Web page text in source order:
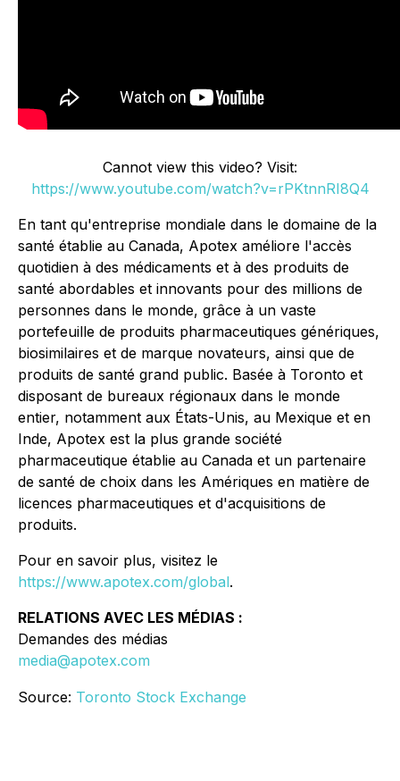
Cannot view this video? Visit:
https://www.youtube.com/watch?v=rPKtnnRI8Q4
En tant qu'entreprise mondiale dans le domaine de la
santé établie au Canada, Apotex améliore l'accès
quotidien à des médicaments et à des produits de
santé abordables et innovants pour des millions de
personnes dans le monde, grâce à un vaste
portefeuille de produits pharmaceutiques génériques,
biosimilaires et de marque novateurs, ainsi que de
produits de santé grand public. Basée à Toronto et
disposant de bureaux régionaux dans le monde
entier, notamment aux États-Unis, au Mexique et en
Inde, Apotex est la plus grande société
pharmaceutique établie au Canada et un partenaire
de santé de choix dans les Amériques en matière de
licences pharmaceutiques et d'acquisitions de
produits.
Pour en savoir plus, visitez le
https://www.apotex.com/global.
RELATIONS AVEC LES MÉDIAS :
Demandes des médias
media@apotex.com
Source: Toronto Stock Exchange